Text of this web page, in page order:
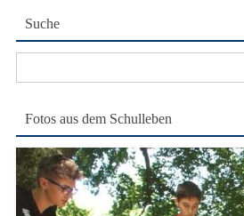
Suche
nach:
Fotos aus dem Schulleben